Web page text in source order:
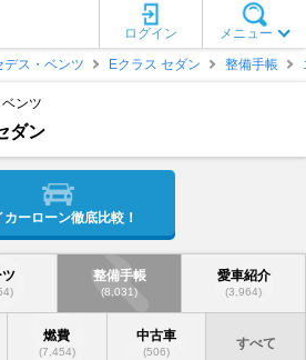
メニュー
ログイン
デス・ベンツ Eクラス セダン 整備手帳
ンツ
ダン
カーローン徹底比較！
整備手帳
(8,031)
愛車紹介
(3,964)
燃費
(7,454)
中古車
(506)
すべて